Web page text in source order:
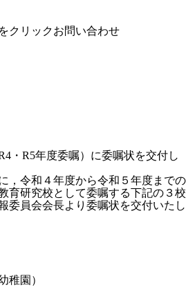
お問い合わせ
・R5年度委嘱）に委嘱状を交付し
，令和４年度から令和５年度までの
育研究校として委嘱する下記の３校
委員会会長より委嘱状を交付いたし
稚園）